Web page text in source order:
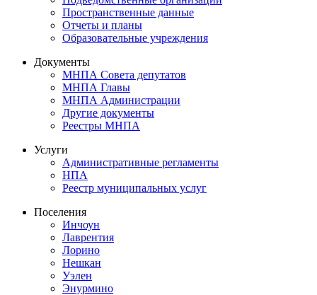
Пространственные данные
Отчеты и планы
Образовательные учреждения
Документы
МНПА Совета депутатов
МНПА Главы
МНПА Администрации
Другие документы
Реестры МНПА
Услуги
Административные регламенты
НПА
Реестр муниципальных услуг
Поселения
Инчоун
Лаврентия
Лорино
Нешкан
Уэлен
Энурмино